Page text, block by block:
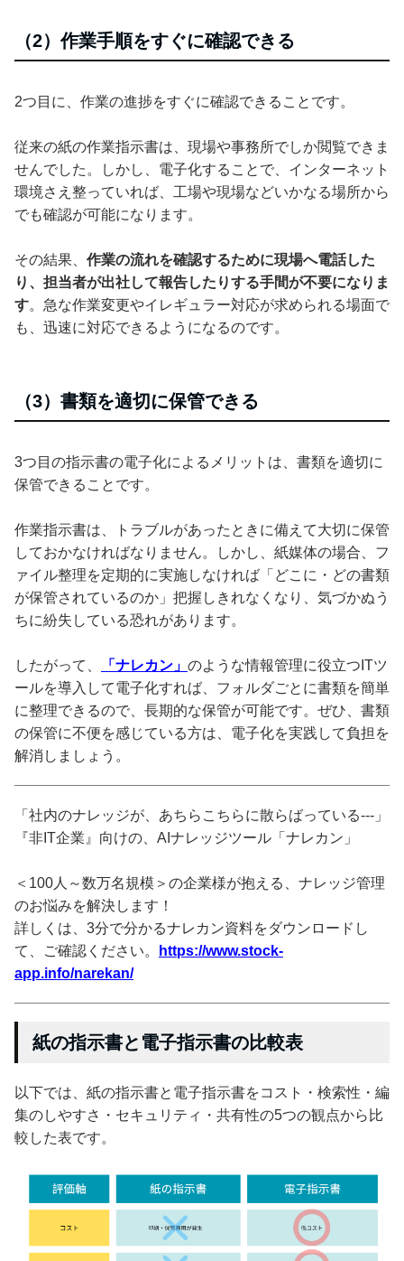
（2）作業手順をすぐに確認できる
2つ目に、作業の進捗をすぐに確認できることです。
従来の紙の作業指示書は、現場や事務所でしか閲覧できま
せんでした。しかし、電子化することで、インターネット
環境さえ整っていれば、工場や現場などいかなる場所から
でも確認が可能になります。
その結果、 作業の流れを確認するために現場へ電話した
り、担当者が出社して報告したりする手間が不要になりま
す。急な作業変更やイレギュラー対応が求められる場面で
も、迅速に対応できるようになるのです。
（3）書類を適切に保管できる
3つ目の指示書の電子化によるメリットは、書類を適切に
保管できることです。
作業指示書は、トラブルがあったときに備えて大切に保管
しておかなければなりません。しかし、紙媒体の場合、フ
ァイル整理を定期的に実施しなければ「どこに・どの書類
が保管されているのか」把握しきれなくなり、気づかぬう
ちに紛失している恐れがあります。
したがって、 「ナレカン」 のような情報管理に役立つITツ
ールを導入して電子化すれば、フォルダごとに書類を簡単
に整理できるので、長期的な保管が可能です。ぜひ、書類
の保管に不便を感じている方は、電子化を実践して負担を
解消しましょう。
「社内のナレッジが、あちらこちらに散らばっている---」
『非IT企業』向けの、AIナレッジツール「ナレカン」
＜100人～数万名規模＞の企業様が抱える、ナレッジ管理
のお悩みを解決します！
詳しくは、3分で分かるナレカン資料をダウンロードし
て、ご確認ください。
https://www.stock-
app.info/narekan/
紙の指示書と電子指示書の比較表
以下では、紙の指示書と電子指示書をコスト・検索性・編
集のしやすさ・セキュリティ・共有性の5つの観点から比
較した表です。